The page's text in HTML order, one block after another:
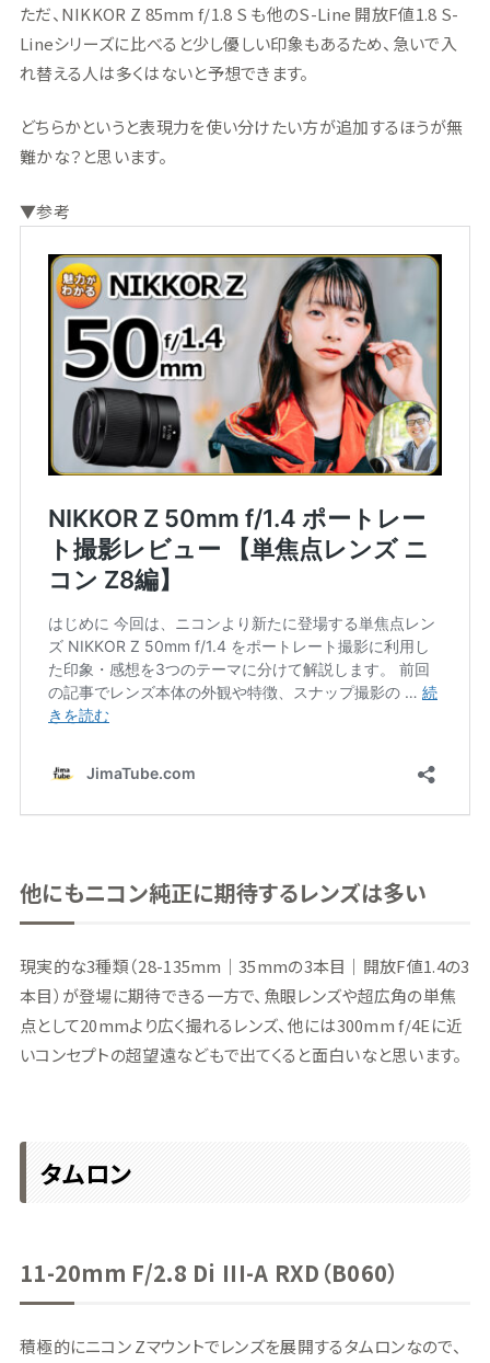
ただ、NIKKOR Z 85mm f/1.8 S も他のS-Line 開放F値1.8 S-
Lineシリーズに比べると少し優しい印象もあるため、急いで入
れ替える人は多くはないと予想できます。
どちらかというと表現力を使い分けたい方が追加するほうが無
難かな？と思います。
▼参考
他にもニコン純正に期待するレンズは多い
現実的な3種類（28-135mm｜35mmの3本目｜開放F値1.4の3
本目）が登場に期待できる一方で、魚眼レンズや超広角の単焦
点として20mmより広く撮れるレンズ、他には300mm f/4Eに近
いコンセプトの超望遠などもで出てくると面白いなと思います。
タムロン
11-20mm F/2.8 Di III-A RXD（B060）
積極的にニコン Zマウントでレンズを展開するタムロンなので、